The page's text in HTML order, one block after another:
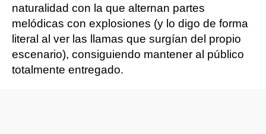
naturalidad con la que alternan partes
melódicas con explosiones (y lo digo de forma
literal al ver las llamas que surgían del propio
escenario), consiguiendo mantener al público
totalmente entregado.